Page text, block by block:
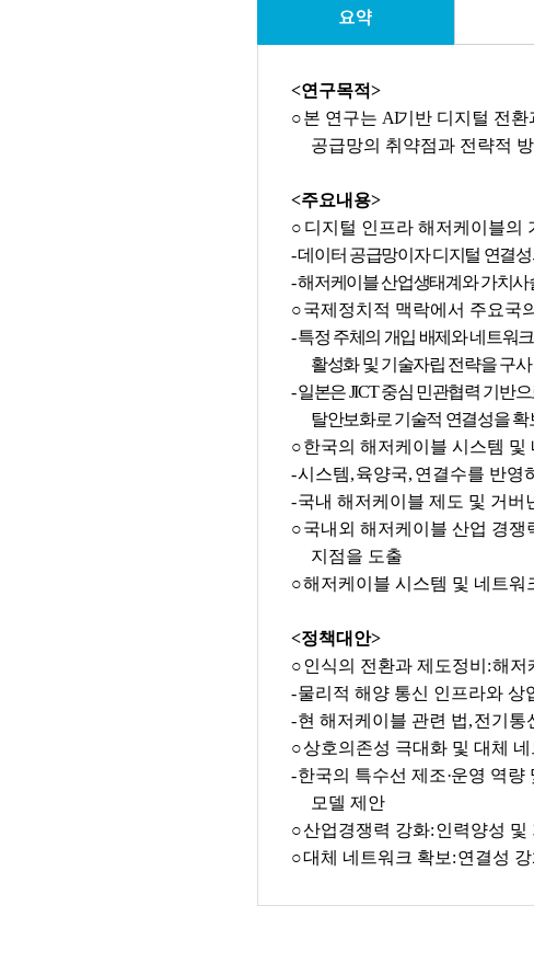
자료 이용 시, 과학
※ 무단으로 연구성과
않았을 경우, 저작
중지할 수 있습니다.
자료사용목적
정책개발 학
직업군 선택
요약
<연구목적>
○본 연구는 AI기반 디지털 전
공급망의 취약점과 전략적
<주요내용>
○ 디지털 인프라 해저케이블의
-데이터 공급망이자 디지털 연결
-해저케이블 산업생태계와 가치
○국제정치적 맥락에서 주요국
-특정 주체의 개입 배제와 네트워
활성화 및 기술자립 전략을 구사
-일본은JICT중심 민관협력 기반
탈안보화로 기술적 연결성을 확
○한국의 해저케이블 시스템 및
-시스템,육양국, 연결수를 반영
-국내 해저케이블 제도 및 거버
○국내외 해저케이블 산업 경쟁
지점을 도출
○해저케이블 시스템 및 네트워
<정책대안>
○인식의 전환과 제도정비 :해저
-물리적 해양 통신 인프라와
-현 해저케이블 관련 법,전기통
○상호의존성 극대화 및 대체 네
-한국의 특수선 제조·운영 역량
모델 제안
○산업경쟁력 강화:인력양성 및
○대체 네트워크 확보 :연결성